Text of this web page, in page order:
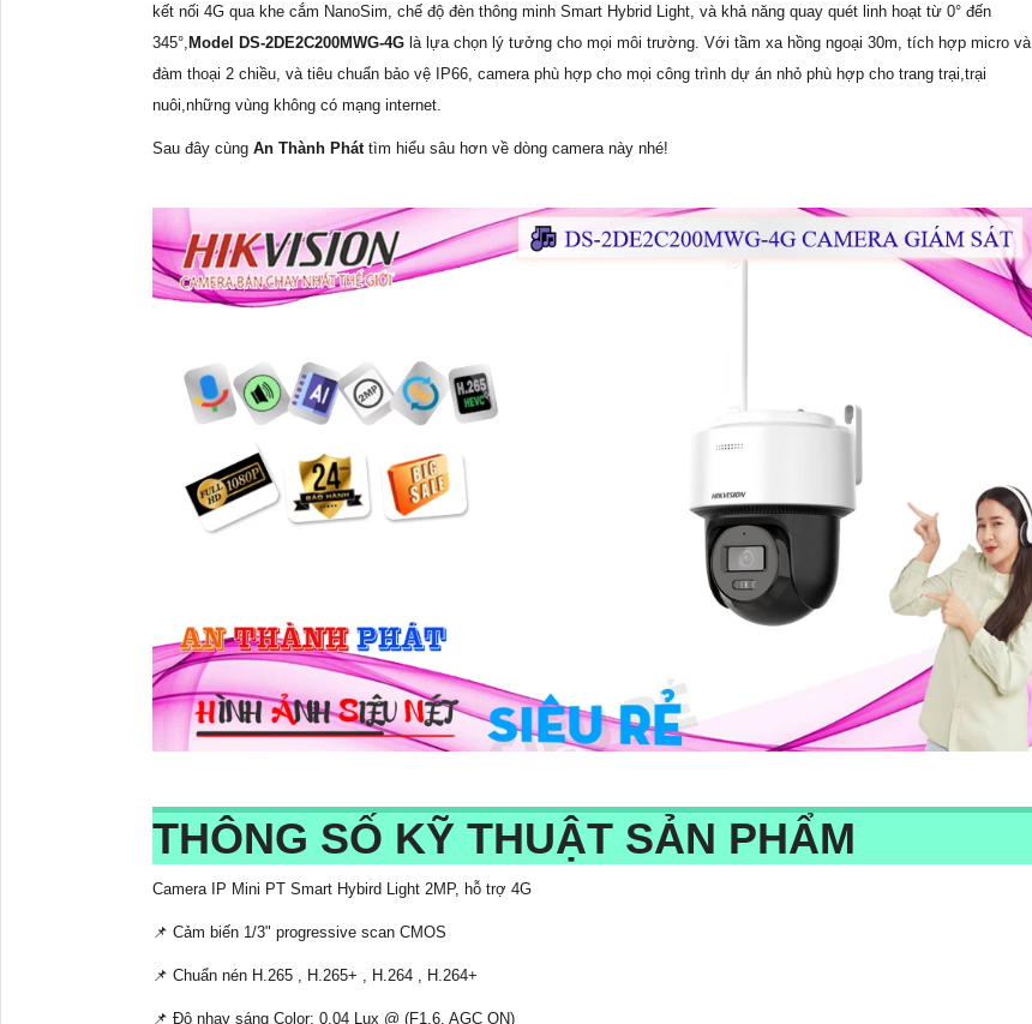
kết nối 4G qua khe cắm NanoSim, chế độ đèn thông minh Smart Hybrid Light, và khả năng quay quét linh hoạt từ 0° đến
345°, Model DS-2DE2C200MWG-4G là lựa chọn lý tưởng cho mọi môi trường. Với tầm xa hồng ngoại 30m, tích hợp micro và
đàm thoại 2 chiều, và tiêu chuẩn bảo vệ IP66, camera phù hợp cho mọi công trình dự án nhỏ phù hợp cho trang trại,trại
nuôi,những vùng không có mạng internet.
Sau đây cùng An Thành Phát tìm hiểu sâu hơn về dòng camera này nhé!
THÔNG SỐ KỸ THUẬT SẢN PHẨM
Camera IP Mini PT Smart Hybird Light 2MP, hỗ trợ 4G
📌 Cảm biến 1/3" progressive scan CMOS
📌 Chuẩn nén H.265 , H.265+ , H.264 , H.264+
📌 Độ nhạy sáng Color: 0.04 Lux @ (F1.6, AGC ON)